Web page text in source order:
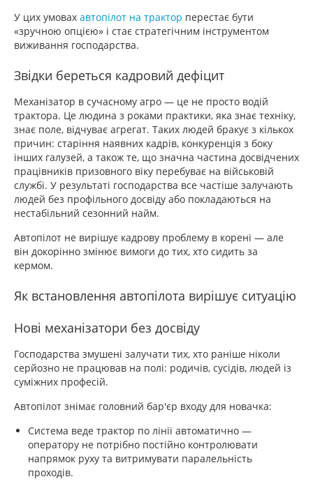
У цих умовах автопілот на трактор перестає бути
«зручною опцією» і стає стратегічним інструментом
виживання господарства.
Звідки береться кадровий дефіцит
Механізатор в сучасному агро — це не просто водій
трактора. Це людина з роками практики, яка знає техніку,
знає поле, відчуває агрегат. Таких людей бракує з кількох
причин: старіння наявних кадрів, конкуренція з боку
інших галузей, а також те, що значна частина досвідчених
працівників призовного віку перебуває на військовій
службі. У результаті господарства все частіше залучають
людей без профільного досвіду або покладаються на
нестабільний сезонний найм.
Автопілот не вирішує кадрову проблему в корені — але
він докорінно змінює вимоги до тих, хто сидить за
кермом.
Як встановлення автопілота вирішує ситуацію
Нові механізатори без досвіду
Господарства змушені залучати тих, хто раніше ніколи
серйозно не працював на полі: родичів, сусідів, людей із
суміжних професій.
Автопілот знімає головний бар'єр входу для новачка:
Система веде трактор по лінії автоматично —
оператору не потрібно постійно контролювати
напрямок руху та витримувати паралельність
проходів.